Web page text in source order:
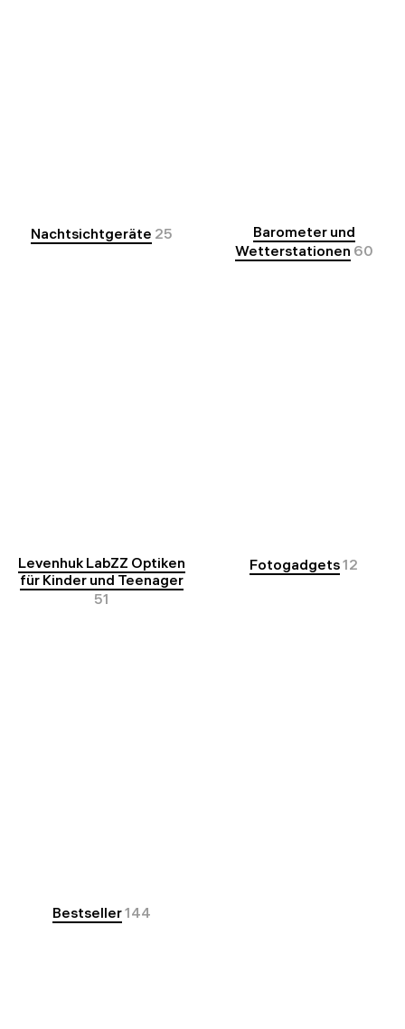
Nachtsichtgeräte 25
Barometer und
Wetterstationen 60
Levenhuk LabZZ Optiken
für Kinder und Teenager
51
Fotogadgets12
Bestseller144